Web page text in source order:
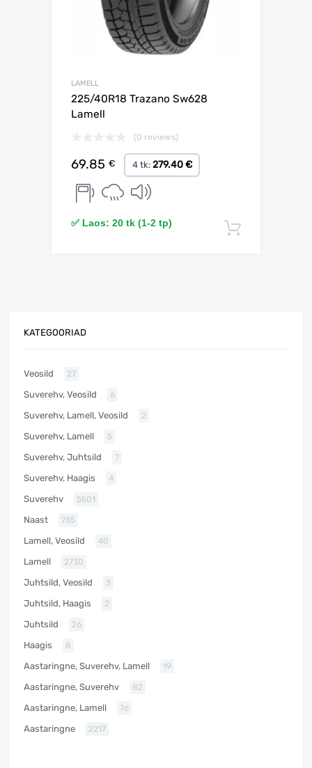
LAMELL
225/40R18 Trazano Sw628
Lamell
(0 reviews)
69.85 € 4 tk: 279.40 €
✅ Laos: 20 tk (1-2 tp)
KATEGOORIAD
Veosild 27
Suverehv, Veosild 6
Suverehv, Lamell, Veosild 2
Suverehv, Lamell 5
Suverehv, Juhtsild 7
Suverehv, Haagis 4
Suverehv 5501
Naast 735
Lamell, Veosild 40
Lamell 2730
Juhtsild, Veosild 3
Juhtsild, Haagis 2
Juhtsild 26
Haagis 8
Aastaringne, Suverehv, Lamell 19
Aastaringne, Suverehv 82
Aastaringne, Lamell 76
Aastaringne 2217